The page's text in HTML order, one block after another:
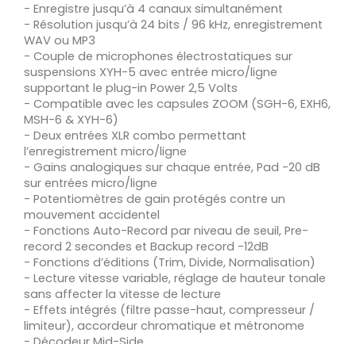
- Enregistre jusqu’à 4 canaux simultanément
- Résolution jusqu’à 24 bits / 96 kHz, enregistrement
WAV ou MP3
- Couple de microphones électrostatiques sur
suspensions XYH-5 avec entrée micro/ligne
supportant le plug-in Power 2,5 Volts
- Compatible avec les capsules ZOOM (SGH-6, EXH6,
MSH-6 & XYH-6)
- Deux entrées XLR combo permettant
l’enregistrement micro/ligne
- Gains analogiques sur chaque entrée, Pad -20 dB
sur entrées micro/ligne
- Potentiomètres de gain protégés contre un
mouvement accidentel
- Fonctions Auto-Record par niveau de seuil, Pre-
record 2 secondes et Backup record -12dB
- Fonctions d’éditions (Trim, Divide, Normalisation)
- Lecture vitesse variable, réglage de hauteur tonale
sans affecter la vitesse de lecture
- Effets intégrés (filtre passe-haut, compresseur /
limiteur), accordeur chromatique et métronome